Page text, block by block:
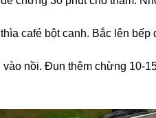
café bột canh. Bắc lên
nồi. Đun thêm chừng 10-